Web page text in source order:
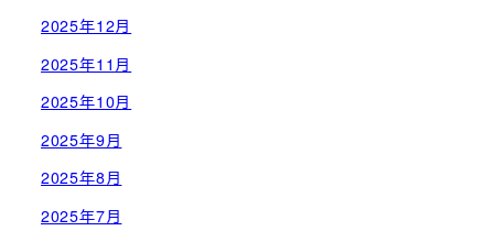
2025年12月
2025年11月
2025年10月
2025年9月
2025年8月
2025年7月